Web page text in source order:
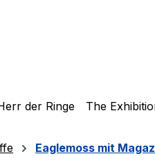
der Ringe The
Eaglemoss mit